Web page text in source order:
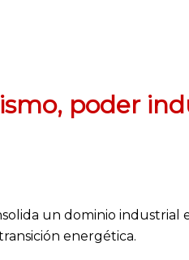
poder
un dominio industrial
energética.